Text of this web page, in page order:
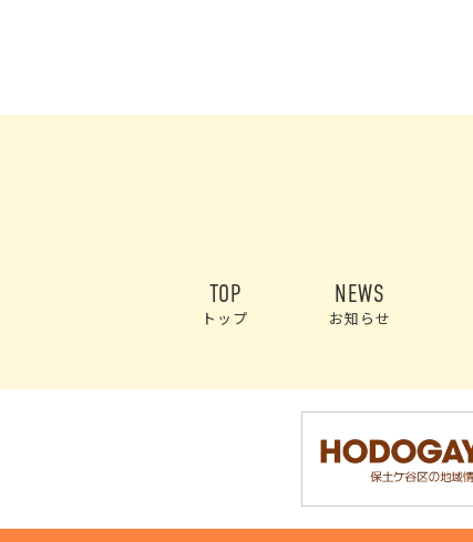
TOP
トップ
NEWS
お知らせ